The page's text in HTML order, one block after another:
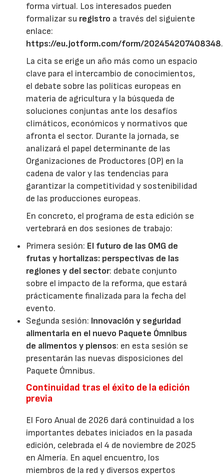
forma virtual. Los interesados pueden
formalizar su registro a través del siguiente
enlace:
https://eu.jotform.com/form/202454207408348.
La cita se erige un año más como un espacio
clave para el intercambio de conocimientos,
el debate sobre las políticas europeas en
materia de agricultura y la búsqueda de
soluciones conjuntas ante los desafíos
climáticos, económicos y normativos que
afronta el sector. Durante la jornada, se
analizará el papel determinante de las
Organizaciones de Productores (OP) en la
cadena de valor y las tendencias para
garantizar la competitividad y sostenibilidad
de las producciones europeas.
En concreto, el programa de esta edición se
vertebrará en dos sesiones de trabajo:
Primera sesión: El futuro de las OMG de
frutas y hortalizas: perspectivas de las
regiones y del sector: debate conjunto
sobre el impacto de la reforma, que estará
prácticamente finalizada para la fecha del
evento.
Segunda sesión: Innovación y seguridad
alimentaria en el nuevo Paquete Ómnibus
de alimentos y piensos: en esta sesión se
presentarán las nuevas disposiciones del
Paquete Ómnibus.
Continuidad tras el éxito de la edición
previa
El Foro Anual de 2026 dará continuidad a los
importantes debates iniciados en la pasada
edición, celebrada el 4 de noviembre de 2025
en Almería. En aquel encuentro, los
miembros de la red y diversos expertos